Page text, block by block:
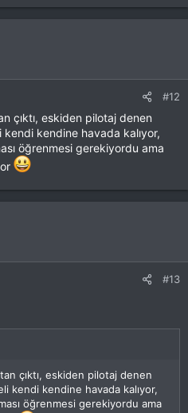
#12
çıktı, eskiden pilotaj denen
kendine havada kalıyor,
öğrenmesi gerekiyordu ama
#13
çıktı, eskiden pilotaj denen
kendi kendine havada kalıyor,
öğrenmesi gerekiyordu ama